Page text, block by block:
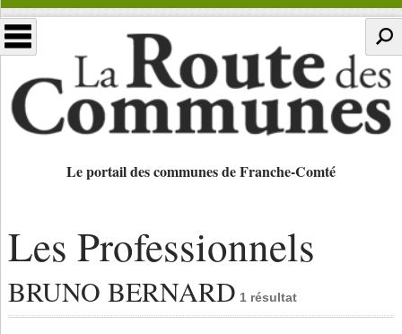
Le portail des communes de Franche-Comté
Les Professionnels
BRUNO BERNARD 1 résultat